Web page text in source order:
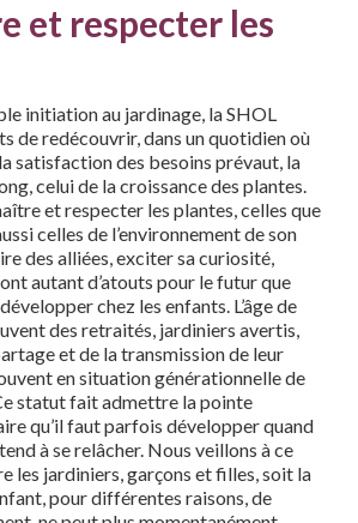
et respecter les
initiation au jardinage, la SHOL
de redécouvrir, dans un quotidien où
satisfaction des besoins prévaut, la
celui de la croissance des plantes.
et respecter les plantes, celles que
celles de l’environnement de son
des alliées, exciter sa curiosité,
autant d’atouts pour le futur que
chez les enfants. L’âge de
des retraités, jardiniers avertis,
et de la transmission de leur
en situation générationnelle de
statut fait admettre la pointe
qu’il faut parfois développer quand
à se relâcher. Nous veillons à ce
les jardiniers, garçons et filles, soit la
pour différentes raisons, de